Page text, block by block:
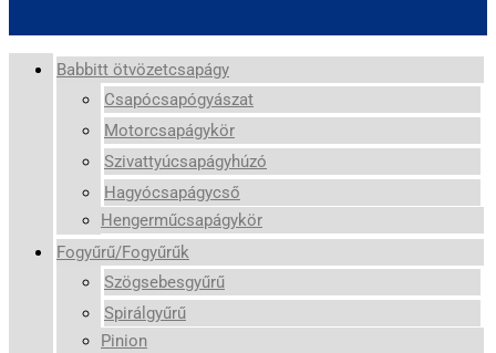
Babbitt ötvözetcsapágy
Csapócsapógyászat
Motorcsapágykör
Szivattyúcsapágyhúzó
Hagyócsapágycső
Hengerműcsapágykör
Fogyűrű/Fogyűrűk
Szögsebesgyűrű
Spirálgyűrű
Pinion